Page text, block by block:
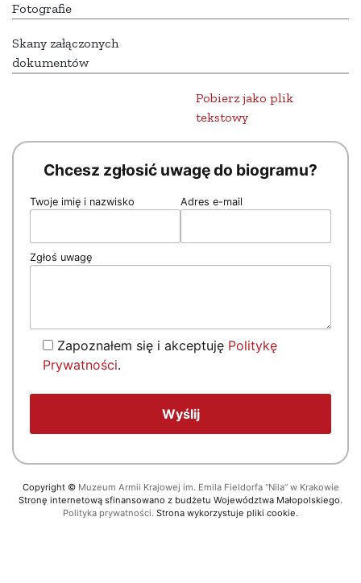
Fotografie
Skany załączonych
dokumentów
Pobierz jako plik
tekstowy
Chcesz zgłosić uwagę do biogramu?
Twoje imię i nazwisko Adres e-mail
Zgłoś uwagę
Zapoznałem się i akceptuję Politykę
Prywatności.
Copyright © Muzeum Armii Krajowej im. Emila Fieldorfa “Nila” w Krakowie
Stronę internetową sfinansowano z budżetu Województwa Małopolskiego.
Polityka prywatności. Strona wykorzystuje pliki cookie.